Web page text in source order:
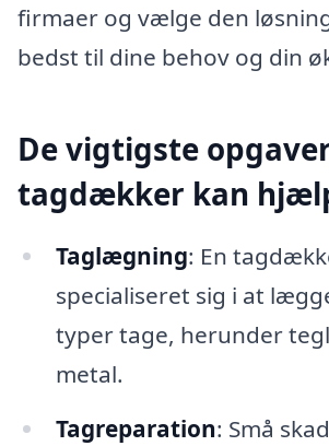
firmaer og vælge den
bedst til dine behov og din
De vigtigste
tagdækker kan
Taglægning: En
specialiseret sig i at
typer tage, herunder
metal.
Tagreparation: Små